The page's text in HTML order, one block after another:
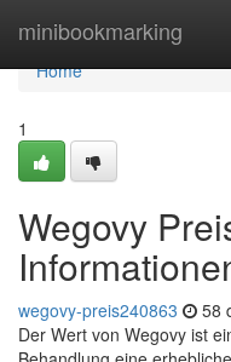
minibookmarking
Home
Home
1
Wegovy
wegovy-preis240863 58
Der Wert von Wegovy ist